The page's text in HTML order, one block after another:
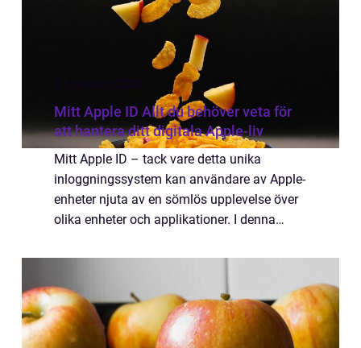
13 januari 2024
Mitt Apple ID Allt du behöver veta för
att hantera ditt digitala Apple-liv
Mitt Apple ID – tack vare detta unika
inloggningssystem kan användare av Apple-
enheter njuta av en sömlös upplevelse över
olika enheter och applikationer. I denna
högkvalitativ översikt över Mitt Apple...